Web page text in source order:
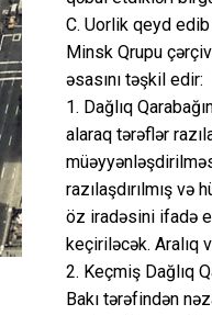
C. Uorlik qeyd
Minsk Qrupu
əsasını təşkil edir:
1. Dağlıq
alaraq tərəflər
razılaşdırılmış və
öz iradəsini ifadə
keçiriləcək. Aralıq
2. Keçmiş Dağlıq
Bakı tərəfindən